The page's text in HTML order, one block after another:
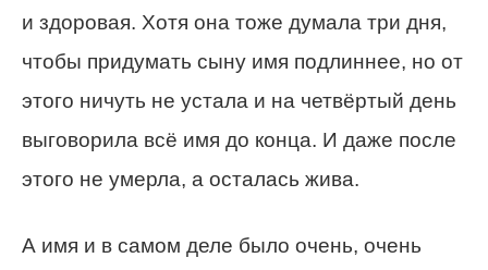
и здоровая. Хотя она тоже думала три дня,
чтобы придумать сыну имя подлиннее, но от
этого ничуть не устала и на четвёртый день
выговорила всё имя до конца. И даже после
этого не умерла, а осталась жива.
А имя и в самом деле было очень, очень